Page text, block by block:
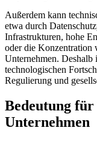
Außerdem kann
etwa durch
Infrastrukturen, hohe
oder die Konzentration
Unternehmen.
technologischen
Regulierung und
Bedeutung
Unternehmen